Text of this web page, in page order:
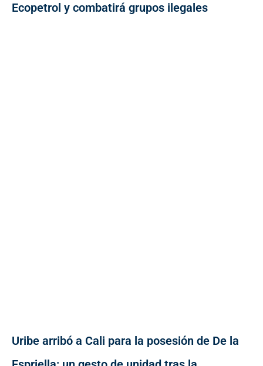
Ecopetrol y combatirá grupos ilegales
Uribe arribó a Cali para la posesión de De la